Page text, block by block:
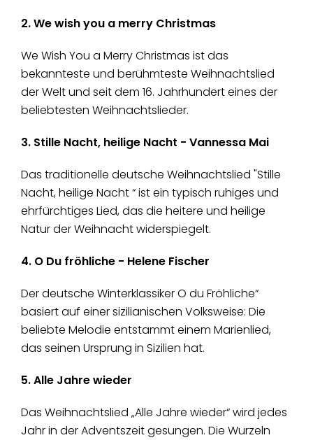
2. We wish you a merry Christmas
We Wish You a Merry Christmas ist das
bekannteste und berühmteste Weihnachtslied
der Welt und seit dem 16. Jahrhundert eines der
beliebtesten Weihnachtslieder.
3. Stille Nacht, heilige Nacht - Vannessa Mai
Das traditionelle deutsche Weihnachtslied "Stille
Nacht, heilige Nacht “ ist ein typisch ruhiges und
ehrfürchtiges Lied, das die heitere und heilige
Natur der Weihnacht widerspiegelt.
4. O Du fröhliche - Helene Fischer
Der deutsche Winterklassiker O du Fröhliche“
basiert auf einer sizilianischen Volksweise: Die
beliebte Melodie entstammt einem Marienlied,
das seinen Ursprung in Sizilien hat.
5. Alle Jahre wieder
Das Weihnachtslied „Alle Jahre wieder“ wird jedes
Jahr in der Adventszeit gesungen. Die Wurzeln